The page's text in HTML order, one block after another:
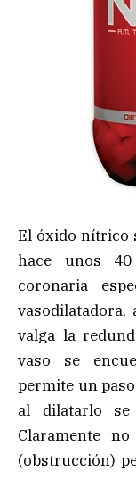
El óxido nítrico
hace unos
coronaria
vasodilatadora,
valga la
vaso se
permite un
al dilatarlo se
Claramente
(obstrucción)